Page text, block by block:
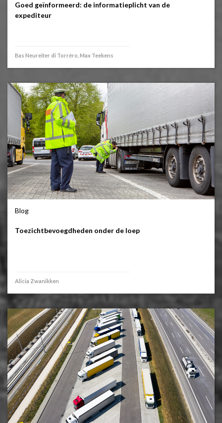
Goed geïnformeerd: de informatieplicht van de
expediteur
Bas Neureiter di Torréro, Max Teekens
Blog
Toezichtbevoegdheden onder de loep
Alicia Zwanikken